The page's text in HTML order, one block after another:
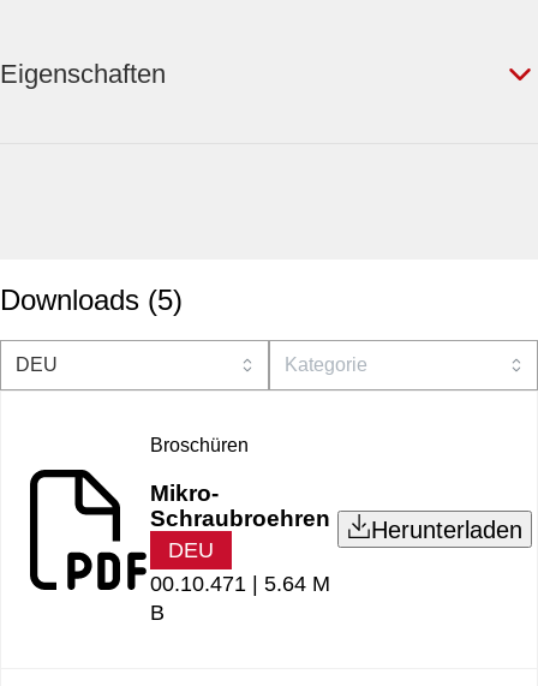
Eigenschaften
Downloads (5)
Broschüren
Mikro-
Schraubroehren
DEU
00.10.471 | 5.64 M
B
Herunterladen